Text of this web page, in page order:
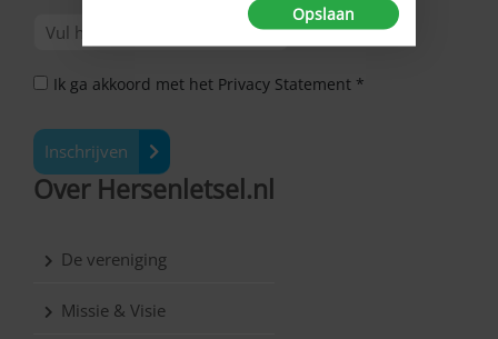
Ik ga akkoord met het Privacy Statement *
Inschrijven
Over Hersenletsel.nl
De vereniging
Missie & Visie
Opslaan